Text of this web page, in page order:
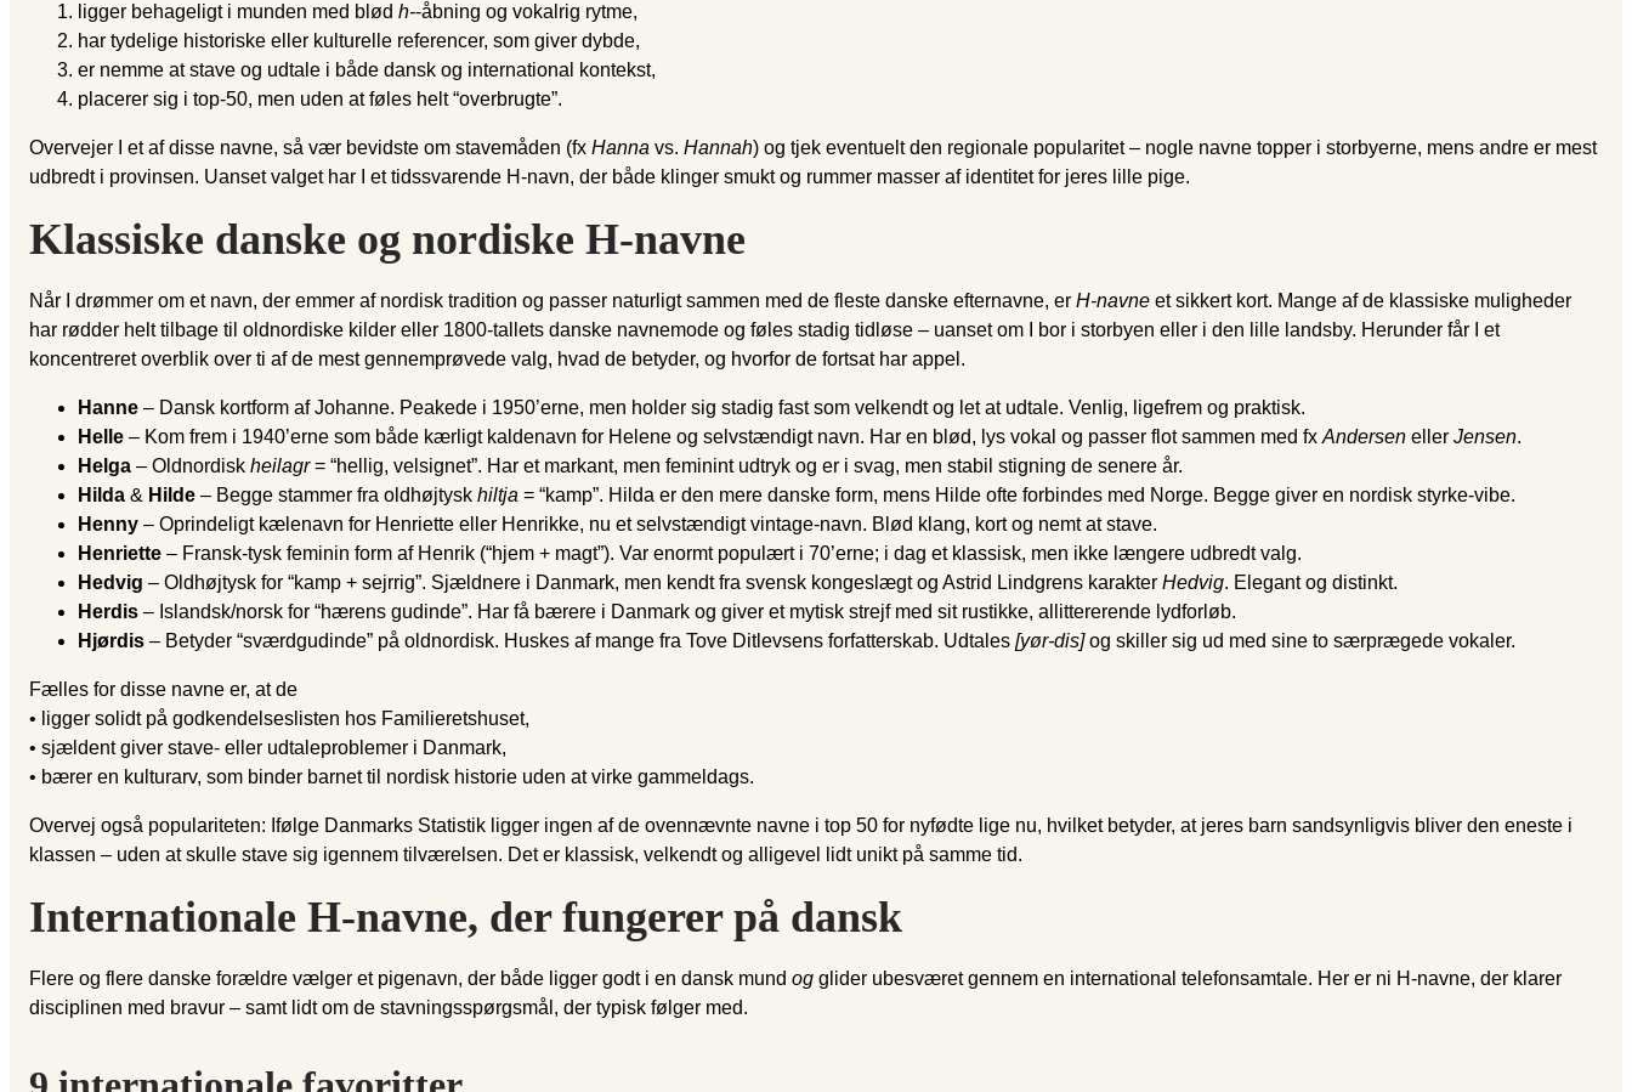
ligger behageligt i munden med blød h--åbning og vokalrig rytme,
har tydelige historiske eller kulturelle referencer, som giver dybde,
er nemme at stave og udtale i både dansk og international kontekst,
placerer sig i top-50, men uden at føles helt “overbrugte”.
Overvejer I et af disse navne, så vær bevidste om stavemåden (fx Hanna vs. Hannah) og tjek eventuelt den regionale popularitet – nogle navne topper i storbyerne, mens andre er mest
udbredt i provinsen. Uanset valget har I et tidssvarende H-navn, der både klinger smukt og rummer masser af identitet for jeres lille pige.
Klassiske danske og nordiske H-navne
Når I drømmer om et navn, der emmer af nordisk tradition og passer naturligt sammen med de fleste danske efternavne, er H-navne et sikkert kort. Mange af de klassiske muligheder
har rødder helt tilbage til oldnordiske kilder eller 1800-tallets danske navnemode og føles stadig tidløse – uanset om I bor i storbyen eller i den lille landsby. Herunder får I et
koncentreret overblik over ti af de mest gennemprøvede valg, hvad de betyder, og hvorfor de fortsat har appel.
Hanne – Dansk kortform af Johanne. Peakede i 1950’erne, men holder sig stadig fast som velkendt og let at udtale. Venlig, ligefrem og praktisk.
Helle – Kom frem i 1940’erne som både kærligt kaldenavn for Helene og selvstændigt navn. Har en blød, lys vokal og passer flot sammen med fx Andersen eller Jensen.
Helga – Oldnordisk heilagr= “hellig, velsignet”. Har et markant, men feminint udtryk og er i svag, men stabil stigning de senere år.
Hilda & Hilde – Begge stammer fra oldhøjtysk hiltja = “kamp”. Hilda er den mere danske form, mens Hilde ofte forbindes med Norge. Begge giver en nordisk styrke-vibe.
Henny – Oprindeligt kælenavn for Henriette eller Henrikke, nu et selvstændigt vintage-navn. Blød klang, kort og nemt at stave.
Henriette – Fransk-tysk feminin form af Henrik (“hjem + magt”). Var enormt populært i 70’erne; i dag et klassisk, men ikke længere udbredt valg.
Hedvig – Oldhøjtysk for “kamp + sejrrig”. Sjældnere i Danmark, men kendt fra svensk kongeslægt og Astrid Lindgrens karakter Hedvig. Elegant og distinkt.
Herdis – Islandsk/norsk for “hærens gudinde”. Har få bærere i Danmark og giver et mytisk strejf med sit rustikke, allittererende lydforløb.
Hjørdis – Betyder “sværdgudinde” på oldnordisk. Huskes af mange fra Tove Ditlevsens forfatterskab. Udtales [yør-dis]og skiller sig ud med sine to særprægede vokaler.
Fælles for disse navne er, at de
• ligger solidt på godkendelseslisten hos Familieretshuset,
• sjældent giver stave- eller udtaleproblemer i Danmark,
• bærer en kulturarv, som binder barnet til nordisk historie uden at virke gammeldags.
Overvej også populariteten: Ifølge Danmarks Statistik ligger ingen af de ovennævnte navne i top 50 for nyfødte lige nu, hvilket betyder, at jeres barn sandsynligvis bliver den eneste i
klassen – uden at skulle stave sig igennem tilværelsen. Det er klassisk, velkendt og alligevel lidt unikt på samme tid.
Internationale H-navne, der fungerer på dansk
Flere og flere danske forældre vælger et pigenavn, der både ligger godt i en dansk mund og glider ubesværet gennem en international telefonsamtale. Her er ni H-navne, der klarer
disciplinen med bravur – samt lidt om de stavningsspørgsmål, der typisk følger med.